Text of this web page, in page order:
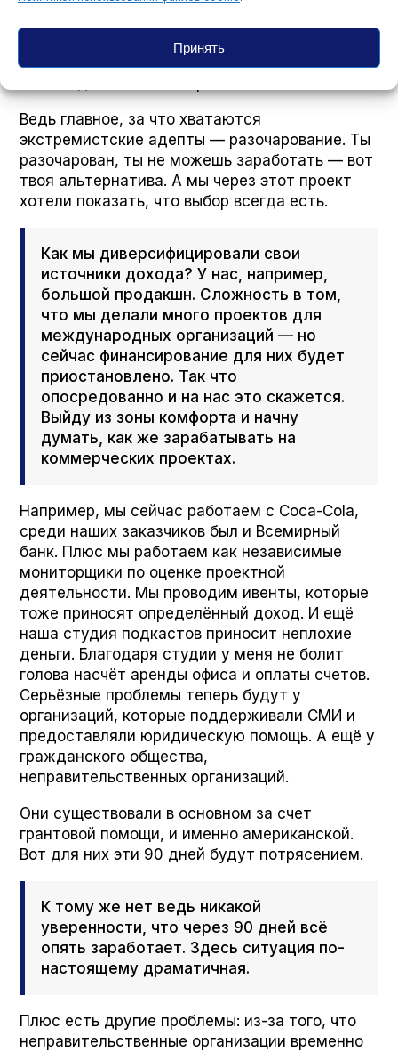
Принять
молодых людях из сельской местности, из
глубинки, которые смогли добиться чего-то,
Ведь главное, за что хватаются
экстремистские адепты — разочарование. Ты
разочарован, ты не можешь заработать — вот
твоя альтернатива. А мы через этот проект
хотели показать, что выбор всегда есть.
Как мы диверсифицировали свои
источники дохода? У нас, например,
большой продакшн. Сложность в том,
что мы делали много проектов для
международных организаций — но
сейчас финансирование для них будет
приостановлено. Так что
опосредованно и на нас это скажется.
Выйду из зоны комфорта и начну
думать, как же зарабатывать на
коммерческих проектах.
Например, мы сейчас работаем с Coca-Cola,
среди наших заказчиков был и Всемирный
банк. Плюс мы работаем как независимые
мониторщики по оценке проектной
деятельности. Мы проводим ивенты, которые
тоже приносят определённый доход. И ещё
наша студия подкастов приносит неплохие
деньги. Благодаря студии у меня не болит
голова насчёт аренды офиса и оплаты счетов.
Серьёзные проблемы теперь будут у
организаций, которые поддерживали СМИ и
предоставляли юридическую помощь. А ещё у
гражданского общества,
неправительственных организаций.
Они существовали в основном за счет
грантовой помощи, и именно американской.
Вот для них эти 90 дней будут потрясением.
К тому же нет ведь никакой
уверенности, что через 90 дней всё
опять заработает. Здесь ситуация по-
настоящему драматичная.
Плюс есть другие проблемы: из-за того, что
неправительственные организации временно